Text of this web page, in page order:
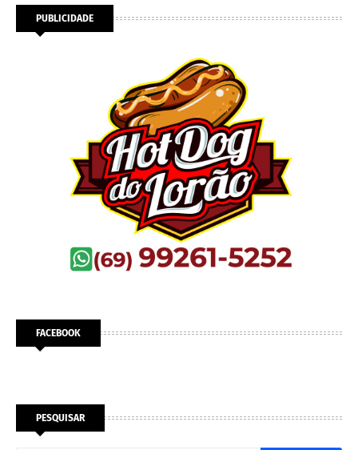
PUBLICIDADE
FACEBOOK
PESQUISAR